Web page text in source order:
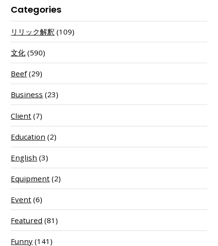
Categories
リリック解釈 (109)
文化 (590)
Beef(29)
Business (23)
Client (7)
Education (2)
English (3)
Equipment (2)
Event (6)
Featured (81)
Funny (141)